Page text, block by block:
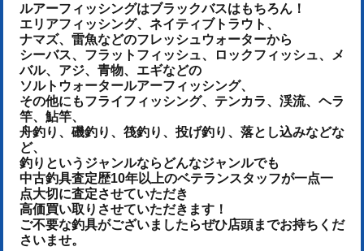
ルアーフィッシングはブラックバスはもちろん！
エリアフィッシング、ネイティブトラウト、
ナマズ、雷魚などのフレッシュウォーターから
シーバス、フラットフィッシュ、ロックフィッシュ、メ
バル、アジ、青物、 エギなどの
ソルトウォータールアーフィッシング、
その他にもフライフィッシング、テンカラ、渓流、ヘラ
竿、鮎竿、
舟釣り、磯釣り、筏釣り、投げ釣り、落とし込みなどな
ど、
釣りというジャンルならどんなジャンルでも
中古釣具査定歴10年以上のベテランスタッフが一点一
点大切に査定させていただき
高価買い取りさせていただきます！
ご不要な釣具がございましたらぜひ店頭までお持ちくだ
さいませ。